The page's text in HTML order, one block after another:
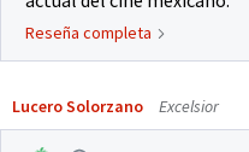
Reseña completa
Lucero Solorzano Excelsior